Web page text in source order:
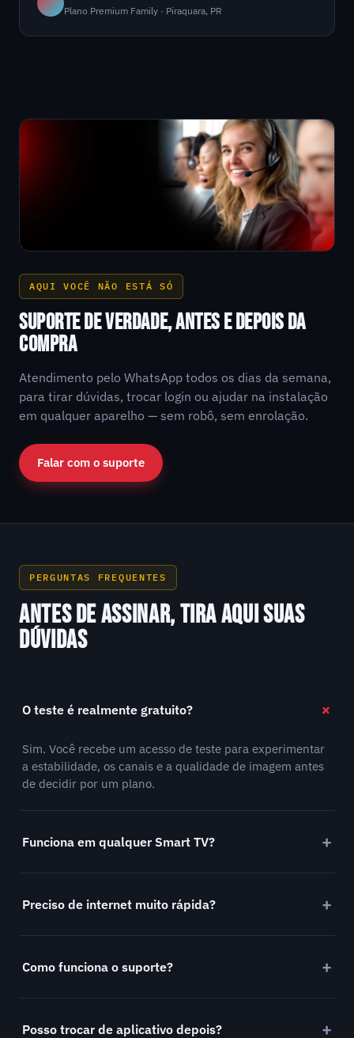
Plano Premium Family · Piraquara, PR
AQUI VOCÊ NÃO ESTÁ SÓ
SUPORTE DE VERDADE, ANTES E DEPOIS DA
COMPRA
Atendimento pelo WhatsApp todos os dias da semana,
para tirar dúvidas, trocar login ou ajudar na instalação
em qualquer aparelho — sem robô, sem enrolação.
Falar com o suporte
PERGUNTAS FREQUENTES
ANTES DE ASSINAR, TIRA AQUI SUAS
DÚVIDAS
O teste é realmente gratuito?
Sim. Você recebe um acesso de teste para experimentar
a estabilidade, os canais e a qualidade de imagem antes
de decidir por um plano.
Funciona em qualquer Smart TV?
Preciso de internet muito rápida?
Como funciona o suporte?
Posso trocar de aplicativo depois?